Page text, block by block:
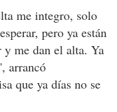
me integro, solo
pero ya están
y me dan el alta. Ya
arrancó
que ya días no se